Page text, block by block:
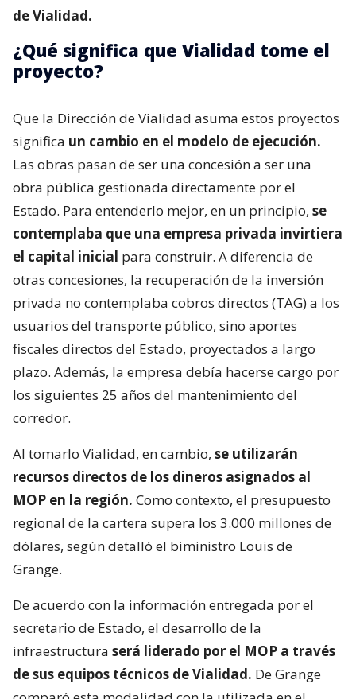
de Vialidad.
¿Qué significa que Vialidad tome el
proyecto?
Que la Dirección de Vialidad asuma estos proyectos
significa un cambio en el modelo de ejecución.
Las obras pasan de ser una concesión a ser una
obra pública gestionada directamente por el
Estado. Para entenderlo mejor, en un principio, se
contemplaba que una empresa privada invirtiera
el capital inicial para construir. A diferencia de
otras concesiones, la recuperación de la inversión
privada no contemplaba cobros directos (TAG) a los
usuarios del transporte público, sino aportes
fiscales directos del Estado, proyectados a largo
plazo. Además, la empresa debía hacerse cargo por
los siguientes 25 años del mantenimiento del
corredor.
Al tomarlo Vialidad, en cambio, se utilizarán
recursos directos de los dineros asignados al
MOP en la región. Como contexto, el presupuesto
regional de la cartera supera los 3.000 millones de
dólares, según detalló el biministro Louis de
Grange.
De acuerdo con la información entregada por el
secretario de Estado, el desarrollo de la
infraestructura será liderado por el MOP a través
de sus equipos técnicos de Vialidad. De Grange